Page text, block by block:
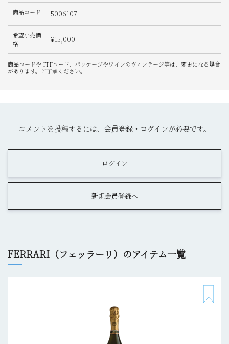
商品コード 5006107
希望小売価
格
¥15,000-
商品コードや ITFコード、パッケージやワインのヴィンテージ等は、変更になる場合
があります。ご了承ください。
コメントを投稿するには、会員登録・ログインが必要です。
ログイン
新規会員登録へ
FERRARI（フェッラーリ）のアイテム一覧